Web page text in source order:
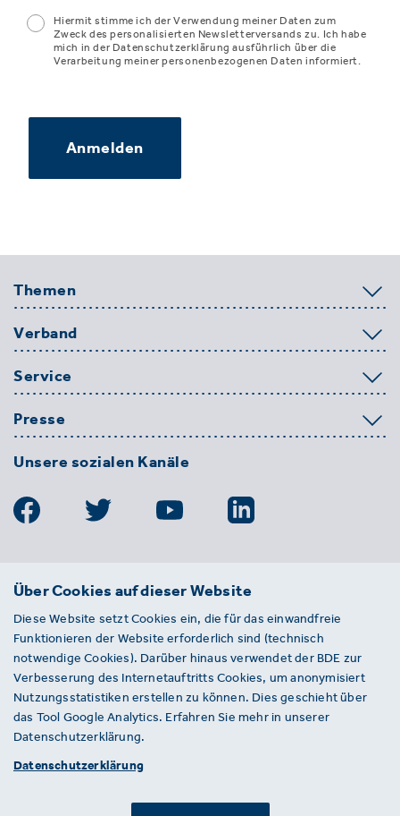
Hiermit stimme ich der Verwendung meiner Daten zum
Zweck des personalisierten Newsletterversands zu. Ich habe
mich in der Datenschutzerklärung ausführlich über die
Verarbeitung meiner personenbezogenen Daten informiert.
Anmelden
Themen
Verband
Service
Presse
Unsere sozialen Kanäle
BDE
Entsorgungs-, Wasser- und
Kreislaufwirtschaft e. V.
Von-der-Heydt-Straße 2
D 10785 Berlin
Sie haben einen Fehler auf unserer Website
gefunden? Ihnen ist ein defekter Link
aufgefallen? Wir freuen uns über Ihren
Über Cookies auf dieser Website
Diese Website setzt Cookies ein, die für das einwandfreie
Funktionieren der Website erforderlich sind (technisch
notwendige Cookies). Darüber hinaus verwendet der BDE zur
Verbesserung des Internetauftritts Cookies, um anonymisiert
Nutzungsstatistiken erstellen zu können. Dies geschieht über
das Tool Google Analytics. Erfahren Sie mehr in unserer
Datenschutzerklärung.
Datenschutzerklärung